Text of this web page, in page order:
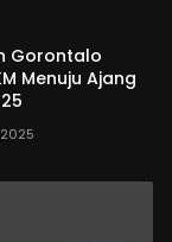
Gorontalo
Menuju Ajang